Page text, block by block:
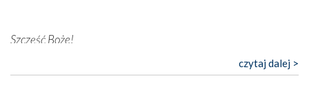
Nasza pielgrzymka nie byłaby tak bogata w duchową treść
Oprócz zapewnienia nam możliwości codziennego
Szczęść Boże!
to pismo, które bardzo sobie cenię i szanuję. Redagujecie
czytaj dalej >